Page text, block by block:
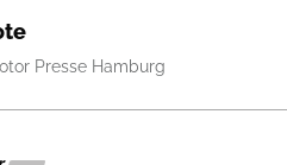
Presse Hamburg